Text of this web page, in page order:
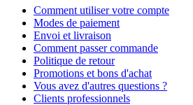
Comment utiliser votre compte
Modes de paiement
Envoi et livraison
Comment passer commande
Politique de retour
Promotions et bons d'achat
Vous avez d'autres questions ?
Clients professionnels